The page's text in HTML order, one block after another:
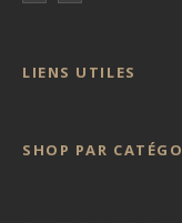
LIENS UTILES
SHOP PAR